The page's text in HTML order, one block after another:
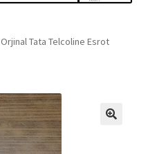
Orjinal Tata Telcoline Esrot